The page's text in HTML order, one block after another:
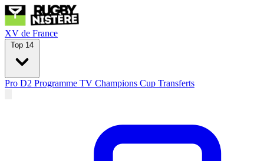
XV de France
Top 14
Pro D2 Programme TV Champions Cup Transferts